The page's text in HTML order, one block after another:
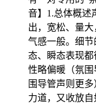
音】1.总体概述
出，宽松、量
气感一般。细
态、瞬态表现
性略偏暖（氛
围导管声则更
力道，又收放自